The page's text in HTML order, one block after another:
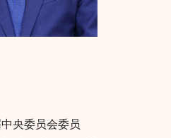
央委员会委员